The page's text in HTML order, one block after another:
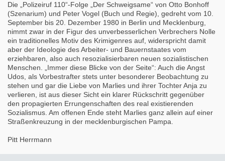
Die „Polizeiruf 110“-Folge „Der Schweigsame“ von Otto Bonhoff
(Szenarium) und Peter Vogel (Buch und Regie), gedreht vom 10.
September bis 20. Dezember 1980 in Berlin und Mecklenburg,
nimmt zwar in der Figur des unverbesserlichen Verbrechers Nolle
ein traditionelles Motiv des Krimigenres auf, widerspricht damit
aber der Ideologie des Arbeiter- und Bauernstaates vom
erziehbaren, also auch resozialisierbaren neuen sozialistischen
Menschen. „Immer diese Blicke von der Seite“: Auch die Angst
Udos, als Vorbestrafter stets unter besonderer Beobachtung zu
stehen und gar die Liebe von Marlies und ihrer Tochter Anja zu
verlieren, ist aus dieser Sicht ein klarer Rückschritt gegenüber
den propagierten Errungenschaften des real existierenden
Sozialismus. Am offenen Ende steht Marlies ganz allein auf einer
Straßenkreuzung in der mecklenburgischen Pampa.
Pitt Herrmann